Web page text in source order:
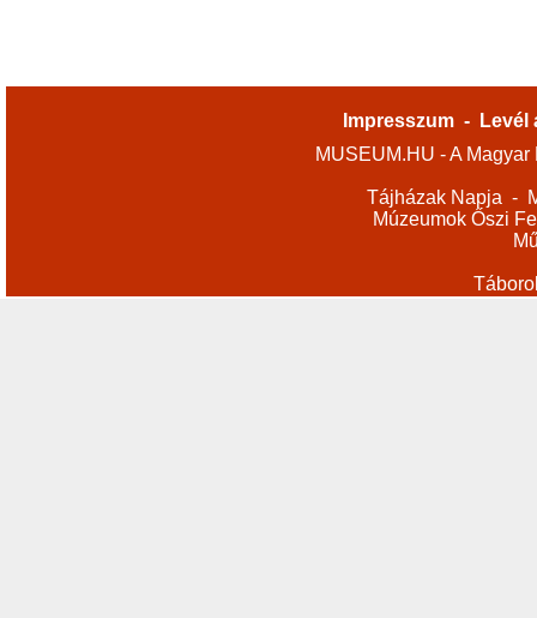
Impresszum -
Levél
MUSEUM.HU - A
Tájházak Napja -
Múzeumok Őszi